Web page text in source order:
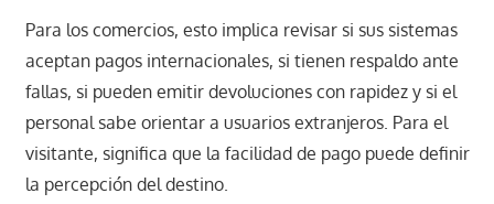
Para los comercios, esto implica revisar si sus sistemas
aceptan pagos internacionales, si tienen respaldo ante
fallas, si pueden emitir devoluciones con rapidez y si el
personal sabe orientar a usuarios extranjeros. Para el
visitante, significa que la facilidad de pago puede definir
la percepción del destino.